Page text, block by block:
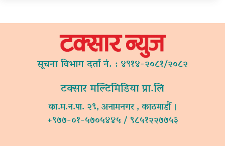
सूचना विभाग दर्ता नं. : ४९१४-२०८१/२०८२
टक्सार मल्टिमिडिया प्रा.लि
का.म.न.पा. २९, अनामनगर , काठमाडौं ।
+९७७-०१-५७०५४४५ / ९८५१२२७७५३